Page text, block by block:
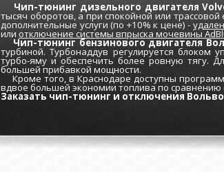
Чип-тюнинг дизельного двигателя
тысяч оборотов, а при спокойной или
дополнительные услуги (по +10% к цене) -
или отключение системы впрыска мочевины
Чип-тюнинг бензинового двигателя
турбиной. Турбонаддув регулируется блоком
турбо-яму и обеспечить более ровную тягу.
большей прибавкой мощности.
Кроме того, в Краснодаре доступны
вдвое большей экономии топлива по
Заказать чип-тюнинг и отключения